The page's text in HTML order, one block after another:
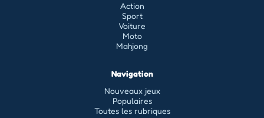
Action
Sport
Voiture
Moto
Mahjong
Navigation
Nouveaux jeux
Populaires
Toutes les rubriques